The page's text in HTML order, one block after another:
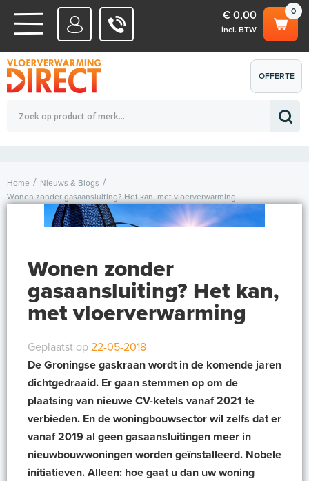
WATERSYSTEMEN
ELEKTRISCHE SYSTEMEN
0
€ 0,00
incl. BTW
Totaalbedrag (incl. BTW) € 0,00
OFFERTE
AANVRAGEN
Home
Nieuws & Blogs
Wonen zonder gasaansluiting? Het kan, met vloerverwarming
Wonen zonder
gasaansluiting? Het kan,
met vloerverwarming
Geplaatst op 22-05-2018
De Groningse gaskraan wordt in de komende jaren
dichtgedraaid. Er gaan stemmen op om de
plaatsing van nieuwe CV-ketels vanaf 2021 te
verbieden. En de woningbouwsector wil zelfs dat er
vanaf 2019 al geen gasaansluitingen meer in
nieuwbouwwoningen worden geïnstalleerd. Nobele
initiatieven. Alleen: hoe gaat u dan uw woning